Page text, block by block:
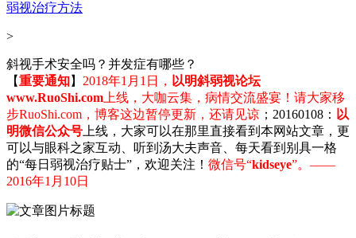
弱视治疗方法
>
斜视手术安全吗？并发症有哪些？
【重要通知】 2018年1月1日， 以明斜弱视论坛
www.RuoShi.com 上线，大咖云集，病情交流盛宴！请大家移
步RuoShi.com，博客这边暂停更新，还请见谅 ；20160108： 以
明微信公众号 上线，大家可以在那里直接看到本网站文章，更
可以与眼科之家互动、听到汤大夫声音、每天看到别具一格
的“每日弱视治疗贴士”，欢迎关注！ 微信号“kidseye”。——
2016年1月10日